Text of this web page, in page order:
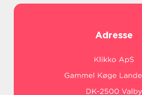
Adresse